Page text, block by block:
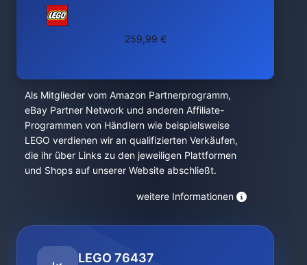
259,99 €
Als Mitglieder vom Amazon Partnerprogramm,
eBay Partner Network und anderen Affiliate-
Programmen von Händlern wie beispielsweise
LEGO verdienen wir an qualifizierten Verkäufen,
die ihr über Links zu den jeweiligen Plattformen
und Shops auf unserer Website abschließt.
weitere Informationen
LEGO 76437